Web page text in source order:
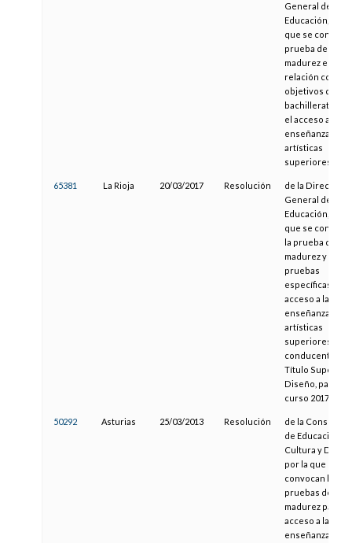
General de
Educación, por
que se convoca
prueba de
madurez en
relación con los
objetivos del
bachillerato
el acceso a las
enseñanzas
artísticas
superiores
65381 La Rioja 20/03/2017 Resolución
de la Dirección
General de
Educación, por
que se
la prueba de
madurez y las
pruebas
específicas de
acceso a las
enseñanzas
artísticas
superiores
conducentes al
Título Superior
Diseño, para el
curso 2017-2018
50292 Asturias 25/03/2013 Resolución
de la Consejería
de Educación,
Cultura y
por la que se
convocan las
pruebas de
madurez para el
acceso a las
enseñanzas